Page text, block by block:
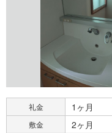
礼金 1ヶ月
敷金 2ヶ月